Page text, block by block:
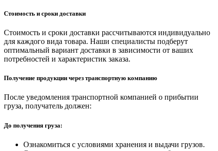
Стоимость и сроки доставки
Стоимость и сроки доставки рассчитываются индивидуально
для каждого вида товара. Наши специалисты подберут
оптимальный вариант доставки в зависимости от ваших
потребностей и характеристик заказа.
Получение продукции через транспортную компанию
После уведомления транспортной компанией о прибытии
груза, получатель должен:
До получения груза:
Ознакомиться с условиями хранения и выдачи грузов.